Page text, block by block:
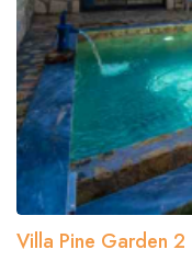
Villa Pine Garden 2